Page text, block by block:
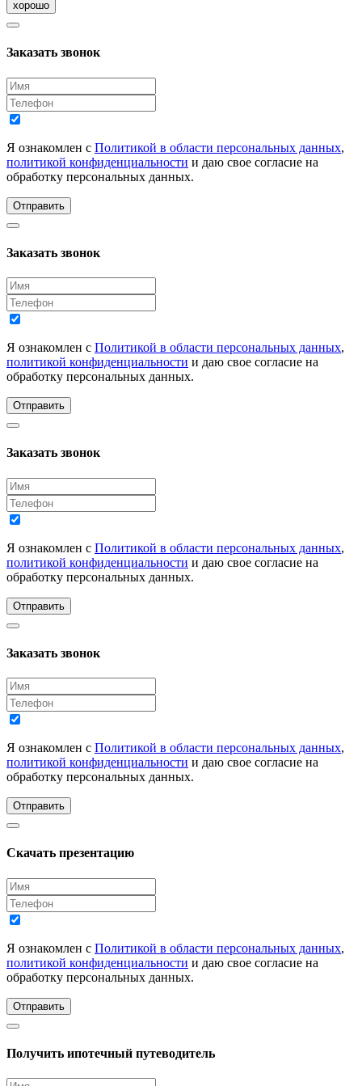
хорошо
Заказать звонок
Я ознакомлен с Политикой в области персональных данных,
политикой конфиденциальности и даю свое согласие на
обработку персональных данных.
Отправить
Заказать звонок
Я ознакомлен с Политикой в области персональных данных,
политикой конфиденциальности и даю свое согласие на
обработку персональных данных.
Отправить
Заказать звонок
Я ознакомлен с Политикой в области персональных данных,
политикой конфиденциальности и даю свое согласие на
обработку персональных данных.
Отправить
Заказать звонок
Я ознакомлен с Политикой в области персональных данных,
политикой конфиденциальности и даю свое согласие на
обработку персональных данных.
Отправить
Скачать презентацию
Я ознакомлен с Политикой в области персональных данных,
политикой конфиденциальности и даю свое согласие на
обработку персональных данных.
Отправить
Получить ипотечный путеводитель